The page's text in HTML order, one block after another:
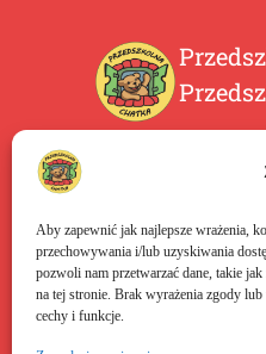
Aby zapewnić jak najlepsze wrażenia,
przechowywania i/lub uzyskiwania
pozwoli nam przetwarzać dane, takie
na tej stronie. Brak wyrażenia zgody
cechy i funkcje.
Bydgoszczy na